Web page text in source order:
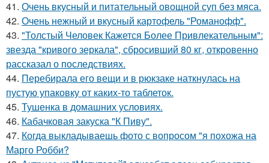
41. Очень вкусный и питательный овощной суп без мяса.
42. Очень нежный и вкусный картофель "Романофф".
43. "Толстый Человек Кажется Более Привлекательным":
звезда "кривого зеркала", сбросивший 80 кг, откровенно
рассказал о последствиях.
44. Перебирала его вещи и в рюкзаке наткнулась на
пустую упаковку от каких-то таблеток.
45. Тушенка в домашних условиях.
46. Кабачковая закуска "К Пиву".
47. Когда выкладываешь фото с вопросом "я похожа на
Марго Робби?